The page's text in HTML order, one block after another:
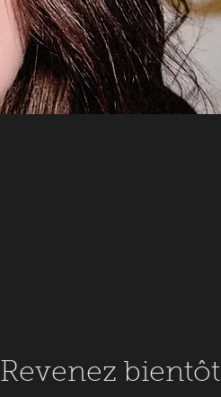
Revenez bientôt